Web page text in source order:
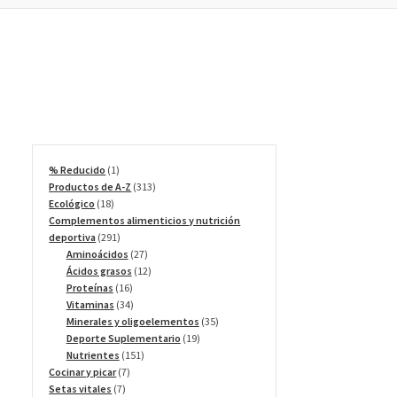
% Reducido 11
producto
Productos de A-Z 313313
Ecológico 1818
productos
Complementos alimenticios y nutrición
deportiva 291291
productos
Aminoácidos 2727
productos
Ácidos grasos 1212
Proteínas 1616
productos
Vitaminas 3434
productos
Minerales y oligoelementos 3535
Deporte Suplementario 1919
Nutrientes 151151
Cocinar y picar 77
Setas vitales 77